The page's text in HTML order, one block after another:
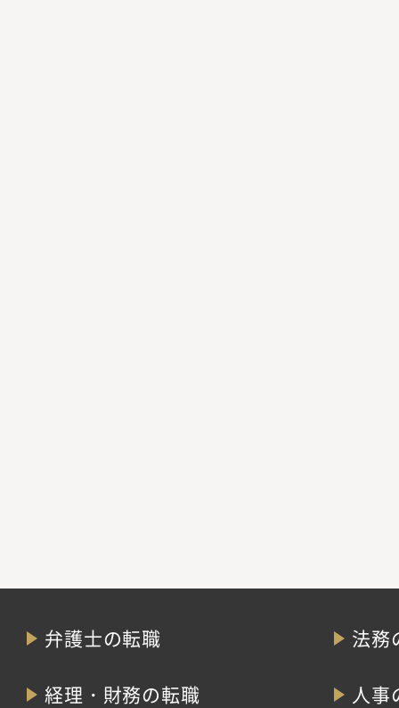
弁護士の転職 法務
経理・財務の転職 人事